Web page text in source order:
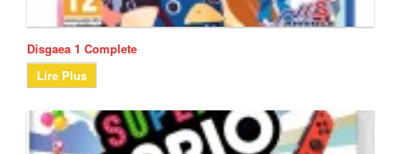
Disgaea 1 Complete
Lire Plus